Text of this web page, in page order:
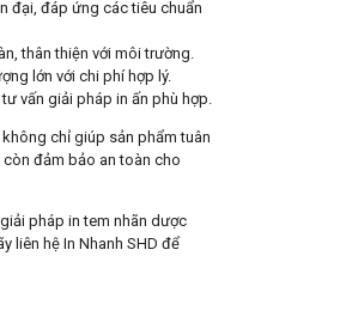
đại, đáp ứng các tiêu chuẩn
thân thiện với môi trường.
lớn với chi phí hợp lý.
vấn giải pháp in ấn phù hợp.
chỉ giúp sản phẩm tuân
đảm bảo an toàn cho
pháp in tem nhãn dược
liên hệ In Nhanh SHD để